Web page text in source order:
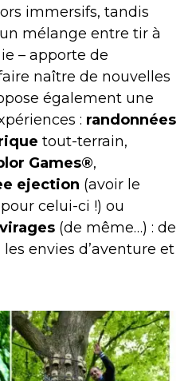
immersifs, tandis
un mélange entre tir à
– apporte de
naître de nouvelles
également une
: randonnées
tout-terrain,
Games®,
ejection (avoir le
celui-ci !) ou
(de même…) : de
envies d’aventure et